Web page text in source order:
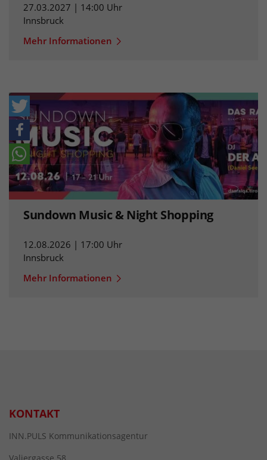
27.03.2027 | 14:00 Uhr
Innsbruck
Mehr Informationen
Sundown Music & Night Shopping
12.08.2026 | 17:00 Uhr
Innsbruck
Mehr Informationen
KONTAKT
INN.PULS Kommunikationsagentur
Valiergasse 58